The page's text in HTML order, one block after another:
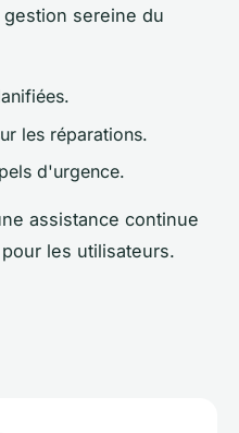
sereine du
les réparations.
d'urgence.
assistance continue
pour les utilisateurs.